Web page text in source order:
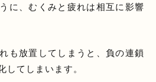
に、むくみと疲れは相互に影響
も放置してしまうと、負の連鎖
してしまいます。